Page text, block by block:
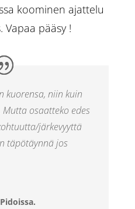
koominen ajattelu
Vapaa pääsy !
kuorensa, niin kuin
osaatteko edes
järkevyyttä
täpötäynnä jos